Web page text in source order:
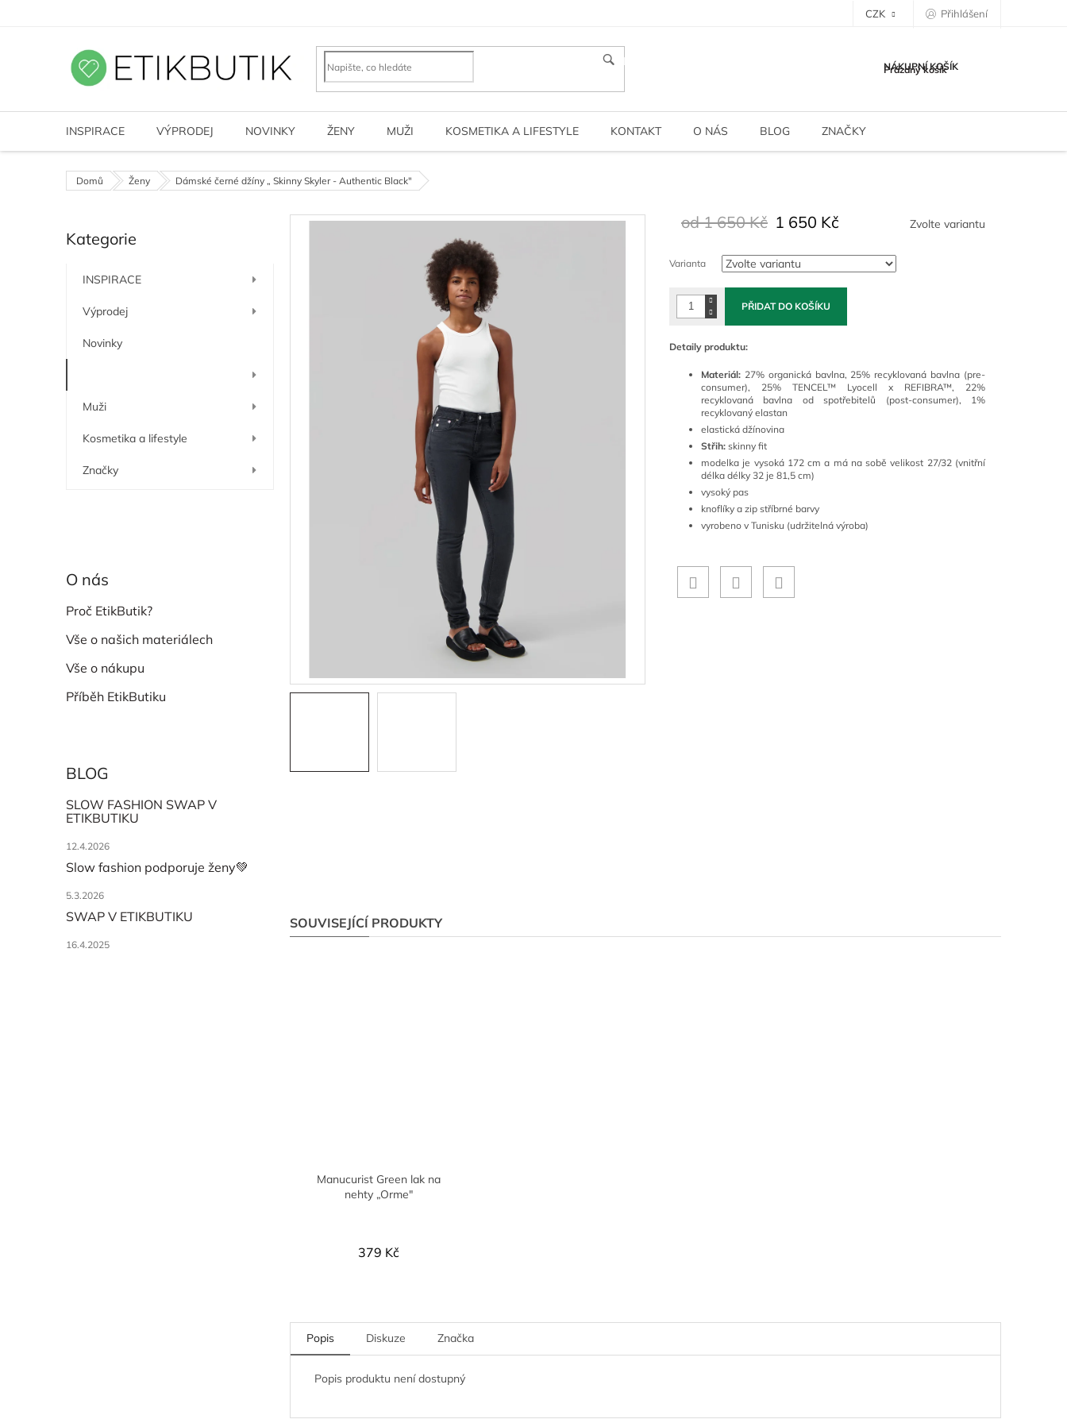
CZK Přihlášení
HLEDAT NÁKUPNÍ KOŠÍK
Prázdný košík
INSPIRACE VÝPRODEJ NOVINKY ŽENY MUŽI KOSMETIKA A LIFESTYLE KONTAKT O NÁS BLOG ZNAČKY
Domů Ženy Dámské černé džíny „ Skinny Skyler - Authentic Black"
o
í
a
Přeskočit
kategorie
Kategorie
INSPIRACE
Výprodej
Novinky
Muži
Kosmetika a lifestyle
Značky
O nás
Proč EtikButik?
Vše o našich materiálech
Vše o nákupu
Příběh EtikButiku
BLOG
SLOW FASHION SWAP V
ETIKBUTIKU
12.4.2026
Slow fashion podporuje ženy💚
5.3.2026
SWAP V ETIKBUTIKU
16.4.2025
od 1 650 Kč 1 650 Kč
cena:
Zvolte variantu
Varianta
PŘIDAT DO KOŠÍKU
Detaily produktu:
Materiál: 27% organická bavlna, 25% recyklovaná bavlna (pre-
consumer), 25% TENCEL™ Lyocell x REFIBRA™, 22%
recyklovaná bavlna od spotřebitelů (post-consumer), 1%
recyklovaný elastan
elastická džínovina
Střih: skinny fit
modelka je vysoká 172 cm a má na sobě velikost 27/32 (vnitřní
délka délky 32 je 81,5 cm)
vysoký pas
knoflíky a zip stříbrné barvy
vyrobeno v Tunisku (udržitelná výroba)
SOUVISEJÍCÍ PRODUKTY
Manucurist Green lak na
nehty „Orme"
379 Kč
Popis Diskuze Značka
Popis produktu není dostupný